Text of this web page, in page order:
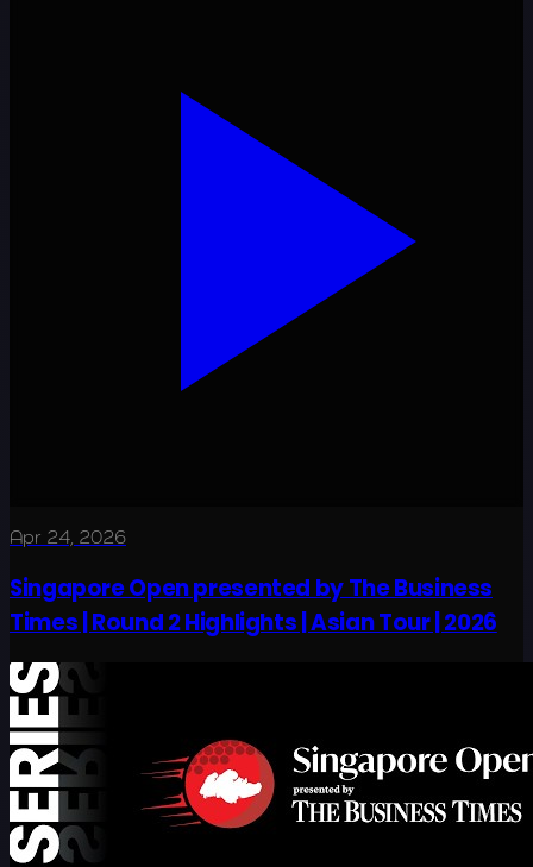
Apr 24, 2026
Singapore Open presented by The Business
Times | Round 2 Highlights | Asian Tour | 2026